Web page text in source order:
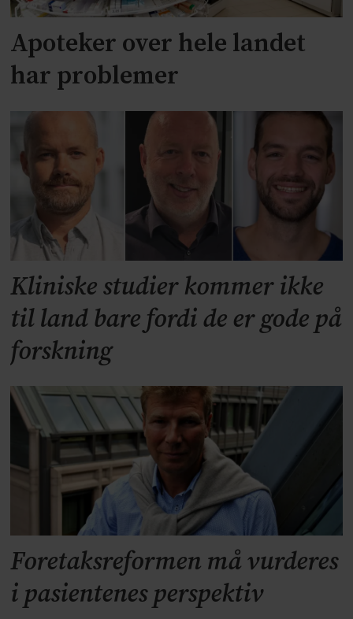
Apoteker over hele landet
har problemer
Kliniske studier kommer ikke
til land bare fordi de er gode på
forskning
Foretaksreformen må vurderes
i pasientenes perspektiv